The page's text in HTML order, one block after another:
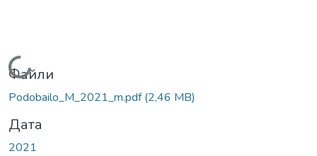
Вантажиться...
Файли
Podobailo_M_2021_m.pdf(2,46 MB)
Дата
2021